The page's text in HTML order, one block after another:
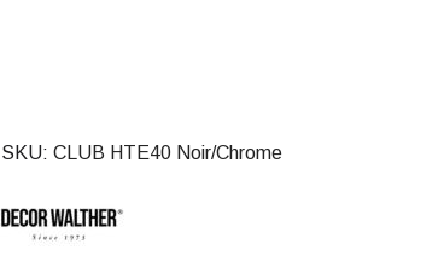
SKU CLUB HTE40 Noir/Chrome